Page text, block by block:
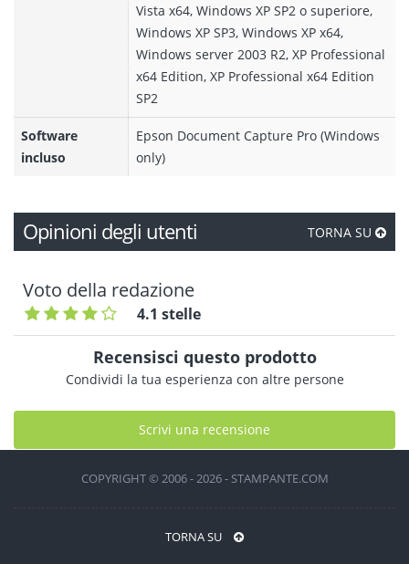
Vista x64, Windows XP SP2 o superiore,
Windows XP SP3, Windows XP x64,
Windows server 2003 R2, XP Professional
x64 Edition, XP Professional x64 Edition
SP2
Software
incluso
Epson Document Capture Pro (Windows
only)
Opinioni degli utenti TORNA SU
Voto della redazione
4.1 stelle
Recensisci questo prodotto
Condividi la tua esperienza con altre persone
Scrivi una recensione
COPYRIGHT © 2006 - 2026 - STAMPANTE.COM
TORNA SU